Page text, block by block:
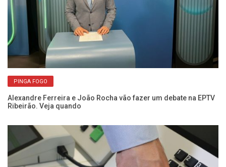
PINGA FOGO
Alexandre Ferreira e João Rocha vão fazer um debate na EPTV
Ribeirão. Veja quando